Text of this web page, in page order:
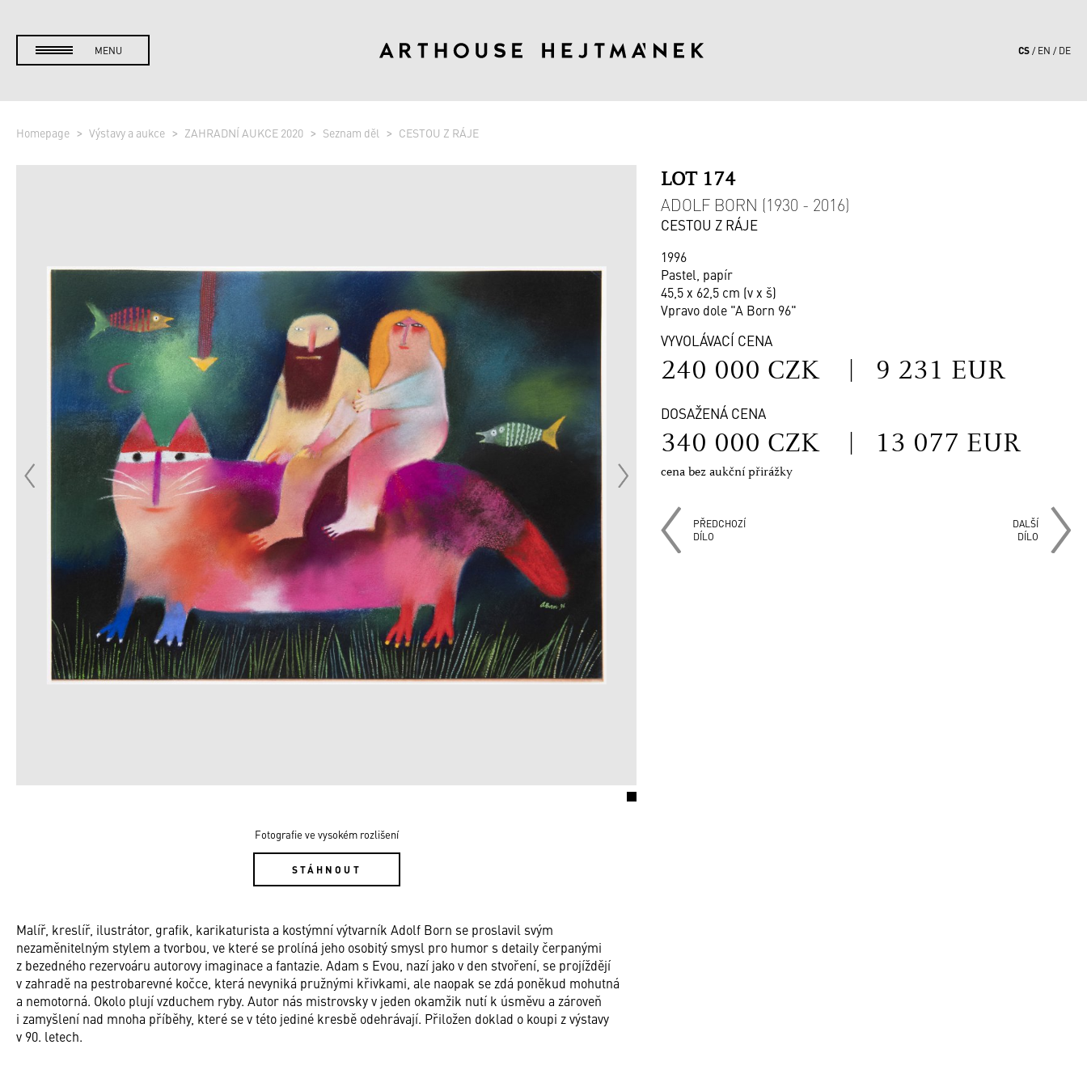
MENU CS EN DE
Homepage Výstavy a aukce ZAHRADNÍ AUKCE 2020 Seznam děl CESTOU Z RÁJE
Fotografie ve vysokém rozlišení
STÁHNOUT
LOT 174
ADOLF BORN (1930 - 2016)
CESTOU Z RÁJE
1996
Pastel, papír
45,5 x 62,5 cm (v x š)
Vpravo dole "A Born 96"
VYVOLÁVACÍ CENA
240 000 CZK | 9 231 EUR
DOSAŽENÁ CENA
340 000 CZK | 13 077 EUR
cena bez aukční přirážky
PŘEDCHOZÍ
DÍLO
DALŠÍ
DÍLO
Malíř, kreslíř, ilustrátor, grafik, karikaturista a kostýmní výtvarník Adolf Born se proslavil svým
nezaměnitelným stylem a tvorbou, ve které se prolíná jeho osobitý smysl pro humor s detaily čerpanými
z bezedného rezervoáru autorovy imaginace a fantazie. Adam s Evou, nazí jako v den stvoření, se projíždějí
v zahradě na pestrobarevné kočce, která nevyniká pružnými křivkami, ale naopak se zdá poněkud mohutná
a nemotorná. Okolo plují vzduchem ryby. Autor nás mistrovsky v jeden okamžik nutí k úsměvu a zároveň
i zamyšlení nad mnoha příběhy, které se v této jediné kresbě odehrávají. Přiložen doklad o koupi z výstavy
v 90. letech.